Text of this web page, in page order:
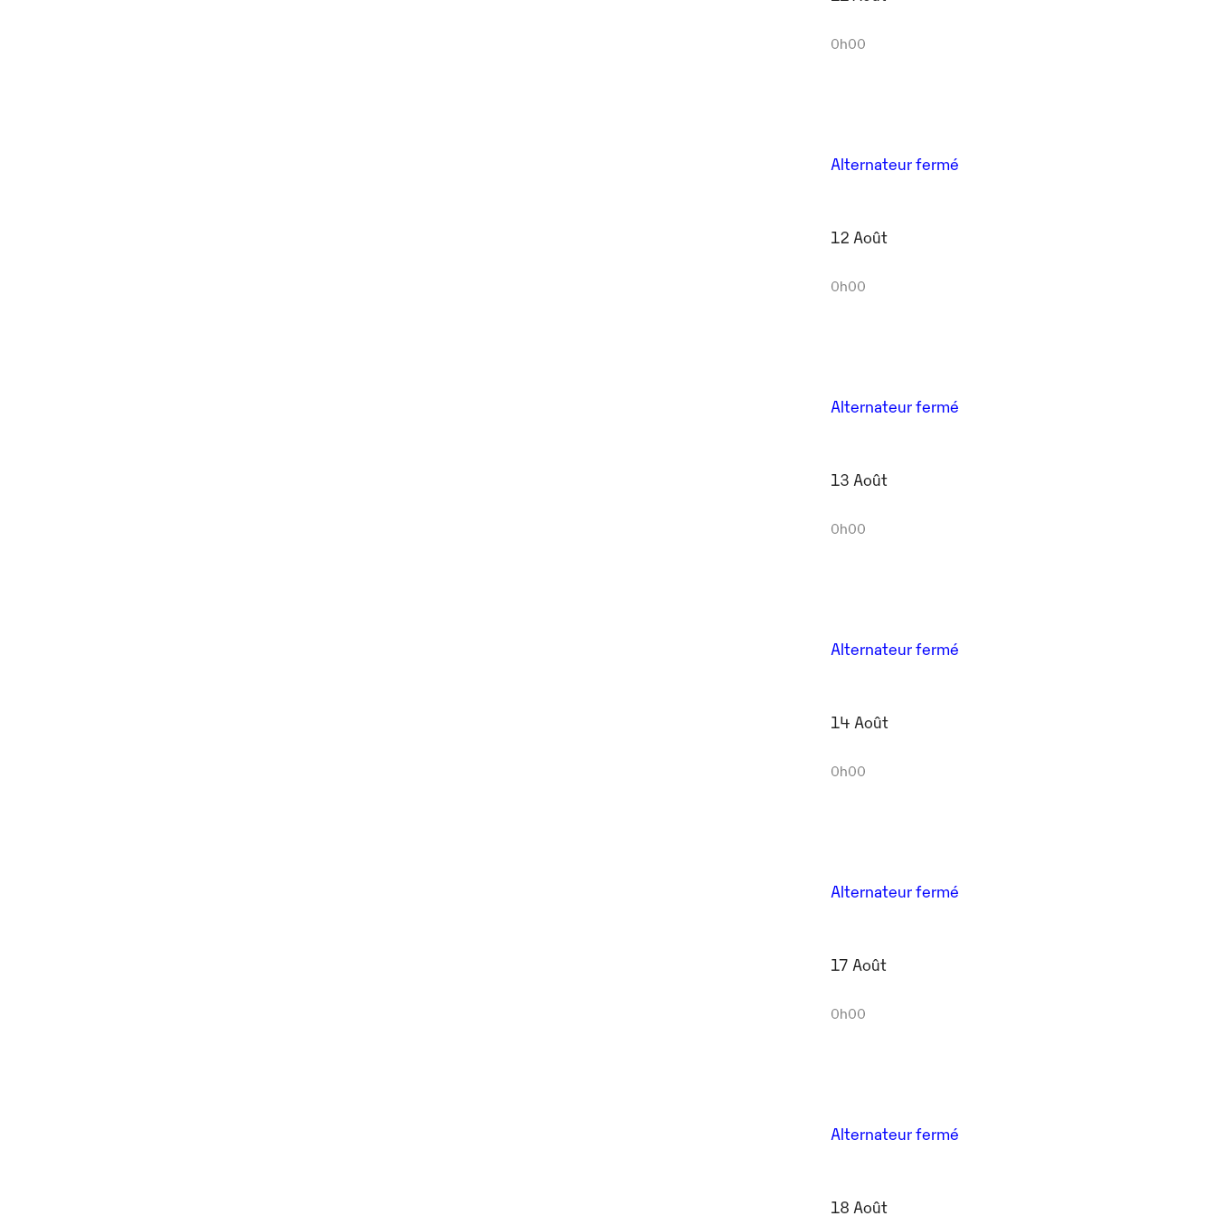
0h00
Alternateur fermé
12 Août
0h00
Alternateur fermé
13 Août
0h00
Alternateur fermé
14 Août
0h00
Alternateur fermé
17 Août
0h00
Alternateur fermé
18 Août